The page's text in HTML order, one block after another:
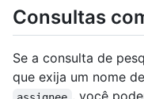
Consultas
Se a consulta de
que exija um nome